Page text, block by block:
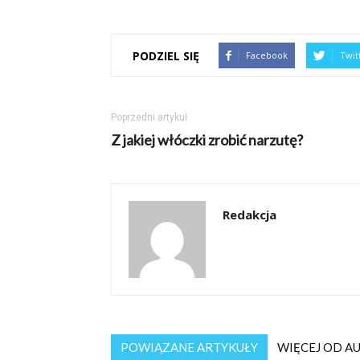
PODZIEL SIĘ Facebook
Poprzedni artykuł
Z jakiej włóczki zrobić narzutę?
Redakcja
POWIĄZANE ARTYKUŁY WIĘCEJ OD